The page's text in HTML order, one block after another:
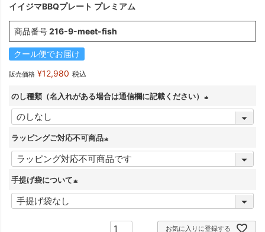
イイジマBBQプレート プレミアム
商品番号216-9-meet-fish
クール便でお届け
販売価格 ¥12,980 税込
のし種類（名入れがある場合は通信欄に記載ください）
ラッピングご対応不可商品
(
手提げ袋について
お気に入りに登録する